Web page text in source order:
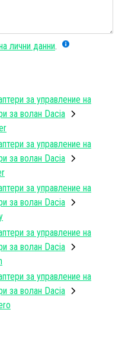
лични данни.
за управление на
за волан Dacia
за управление на
за волан Dacia
за управление на
за волан Dacia
за управление на
за волан Dacia
за управление на
за волан Dacia